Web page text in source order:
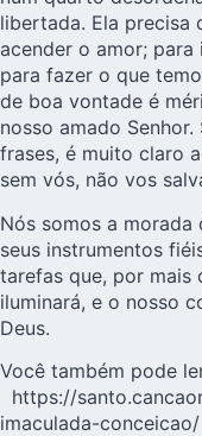
libertada. Ela precisa
acender o amor; para
para fazer o que
de boa vontade é
nosso amado
frases, é muito claro
sem vós, não vos
Nós somos a
seus instrumentos
tarefas que, por mais
iluminará, e o nosso
Deus.
Você também pode
https://
imaculada-conceicao/